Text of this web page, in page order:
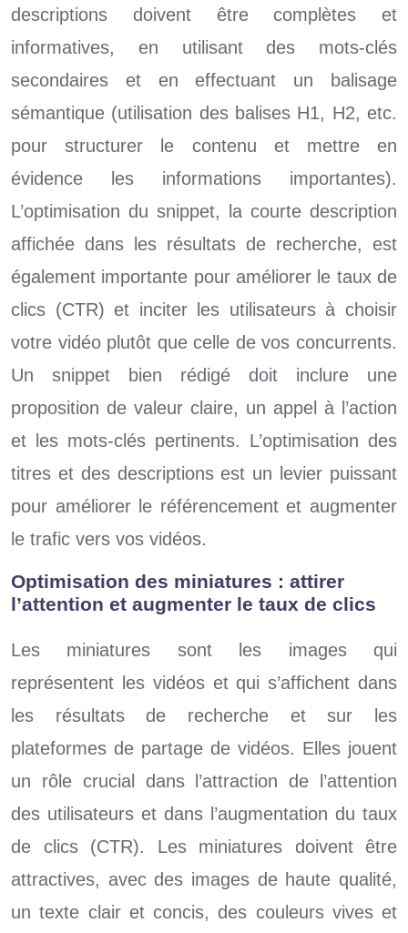
descriptions doivent être complètes et
informatives, en utilisant des mots-clés
secondaires et en effectuant un balisage
sémantique (utilisation des balises H1, H2, etc.
pour structurer le contenu et mettre en
évidence les informations importantes).
L’optimisation du snippet, la courte description
affichée dans les résultats de recherche, est
également importante pour améliorer le taux de
clics (CTR) et inciter les utilisateurs à choisir
votre vidéo plutôt que celle de vos concurrents.
Un snippet bien rédigé doit inclure une
proposition de valeur claire, un appel à l’action
et les mots-clés pertinents. L’optimisation des
titres et des descriptions est un levier puissant
pour améliorer le référencement et augmenter
le trafic vers vos vidéos.
Optimisation des miniatures : attirer
l’attention et augmenter le taux de clics
Les miniatures sont les images qui
représentent les vidéos et qui s’affichent dans
les résultats de recherche et sur les
plateformes de partage de vidéos. Elles jouent
un rôle crucial dans l’attraction de l’attention
des utilisateurs et dans l’augmentation du taux
de clics (CTR). Les miniatures doivent être
attractives, avec des images de haute qualité,
un texte clair et concis, des couleurs vives et